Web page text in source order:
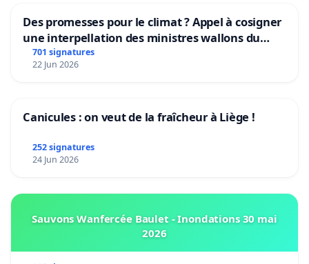
Des promesses pour le climat ? Appel à cosigner
une interpellation des ministres wallons du
climat et de l’environnement.
701 signatures
22 Jun 2026
Canicules : on veut de la fraîcheur à Liège !
252 signatures
24 Jun 2026
Sauvons Wanfercée Baulet - Inondations 30 mai
2026